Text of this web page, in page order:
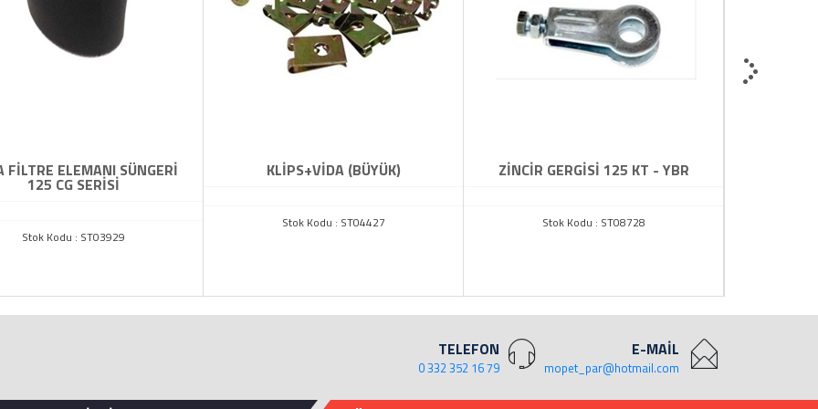
FİLTRE ELEMANI SÜNGERİ
125 CG SERİSİ
Stok Kodu : ST03929
KLİPS+VİDA (BÜYÜK)
Stok Kodu : ST04427
ZİNCİR GERGİSİ 125 KT - YBR
Stok Kodu : ST08728
E-MAİL
mopet_par@hotmail.com
TELEFON
0 332 352 16 79